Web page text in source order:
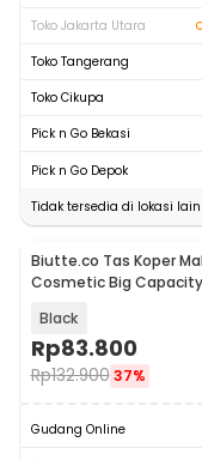
Toko Jakarta Utara
Toko Tangerang
Toko Cikupa
Pick n Go Bekasi
Pick n Go Depok
Tidak tersedia di lokasi lain
Biutte.co Tas Koper
Cosmetic Big Capacity
Black
Rp83.800
Rp132.900 37%
Gudang Online